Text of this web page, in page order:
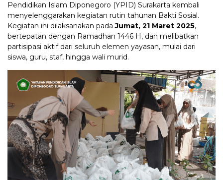
Pendidikan Islam Diponegoro (YPID) Surakarta kembali
menyelenggarakan kegiatan rutin tahunan Bakti Sosial.
Kegiatan ini dilaksanakan padaJumat, 21 Maret 2025,
bertepatan dengan Ramadhan 1446 H, dan melibatkan
partisipasi aktif dari seluruh elemen yayasan, mulai dari
siswa, guru, staf, hingga wali murid.